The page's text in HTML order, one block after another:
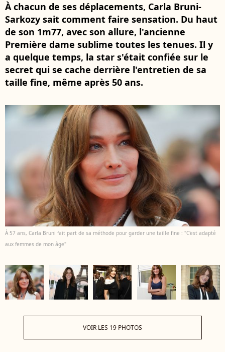
À chacun de ses déplacements, Carla Bruni-
Sarkozy sait comment faire sensation. Du haut
de son 1m77, avec son allure, l'ancienne
Première dame sublime toutes les tenues. Il y
a quelque temps, la star s'était confiée sur le
secret qui se cache derrière l'entretien de sa
taille fine, même après 50 ans.
À 57 ans, Carla Bruni fait part de sa méthode pour garder une taille fine : "C'est adapté
aux femmes de mon âge"
VOIR LES 19 PHOTOS